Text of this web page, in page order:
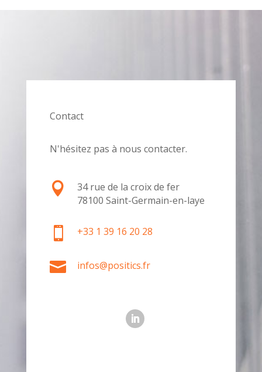
Contact
N'hésitez pas à nous contacter.

34 rue de la croix de fer
78100 Saint-Germain-en-laye
 +33 1 39 16 20 28
 infos@positics.fr